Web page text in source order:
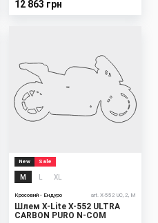
12 863 грн
New Sale
M XL
Кросовий - Ендуро art. X-552 UC, 2, M
Шлем X-Lite X-552 ULTRA
CARBON PURO N-COM